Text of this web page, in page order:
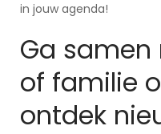
in jouw agenda!
Ga
of familie
ontdek